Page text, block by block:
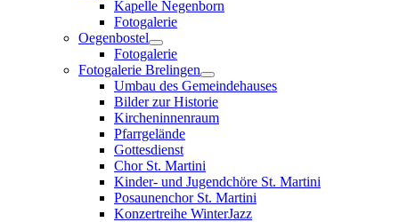
Kapelle Negenborn
Fotogalerie
Oegenbostel
Fotogalerie
Fotogalerie Brelingen
Umbau des Gemeindehauses
Bilder zur Historie
Kircheninnenraum
Pfarrgelände
Gottesdienst
Chor St. Martini
Kinder- und Jugendchöre St. Martini
Posaunenchor St. Martini
Konzertreihe WinterJazz